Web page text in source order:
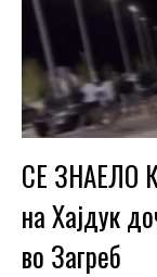
СЕ ЗНАЕЛО
на Хајдук
во Загреб